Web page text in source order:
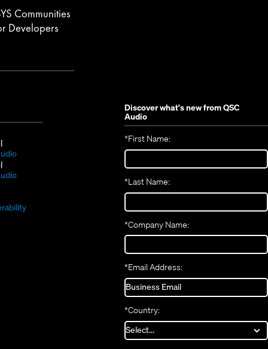
Communities
Developers
(Opens
in
new
window)
(Opens
new
(Opens
in
(Opens
window)
Discover what's new fromQSC
Audio
*First Name:
*Last Name:
*Company Name:
*Email Address:
*Country: